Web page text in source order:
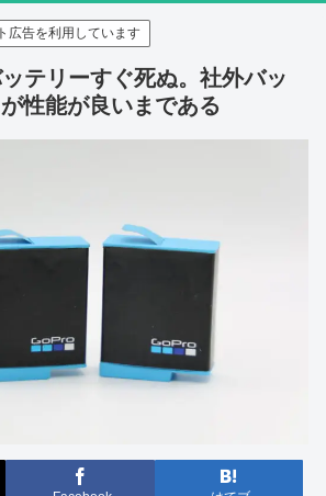
広告を利用しています
テリーすぐ死ぬ。社外バッ
性能が良いまである